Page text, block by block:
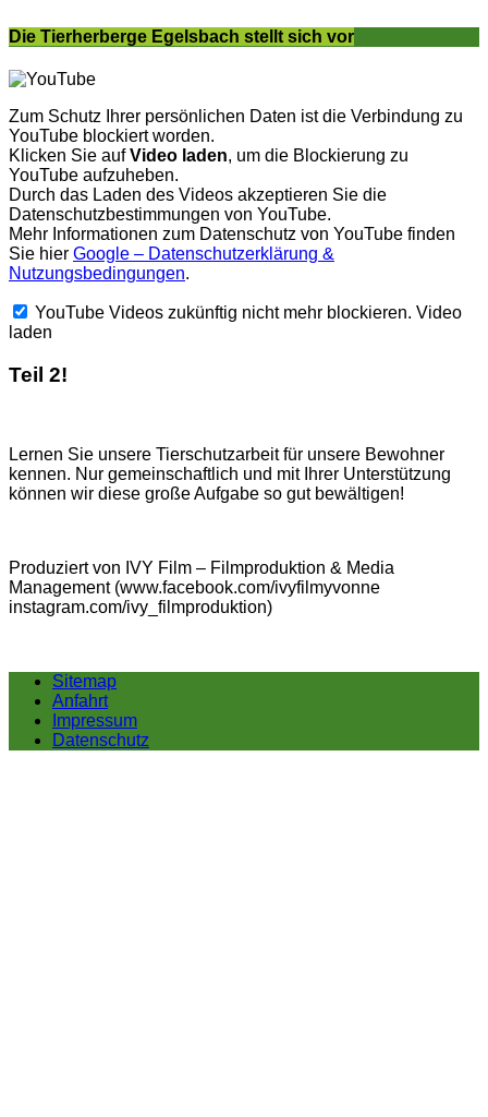
Die Tierherberge Egelsbach stellt sich vor
Zum Schutz Ihrer persönlichen Daten ist die Verbindung zu
YouTube blockiert worden.
Klicken Sie aufVideo laden, um die Blockierung zu
YouTube aufzuheben.
Durch das Laden des Videos akzeptieren Sie die
Datenschutzbestimmungen von YouTube.
Mehr Informationen zum Datenschutz von YouTube finden
Sie hier Google – Datenschutzerklärung &
Nutzungsbedingungen.
YouTube Videos zukünftig nicht mehr blockieren. Video
laden
Teil 2!
Lernen Sie unsere Tierschutzarbeit für unsere Bewohner
kennen. Nur gemeinschaftlich und mit Ihrer Unterstützung
können wir diese große Aufgabe so gut bewältigen!
Produziert von IVY Film – Filmproduktion & Media
Management (www.facebook.com/ivyfilmyvonne
instagram.com/ivy_filmproduktion)
Sitemap
Anfahrt
Impressum
Datenschutz